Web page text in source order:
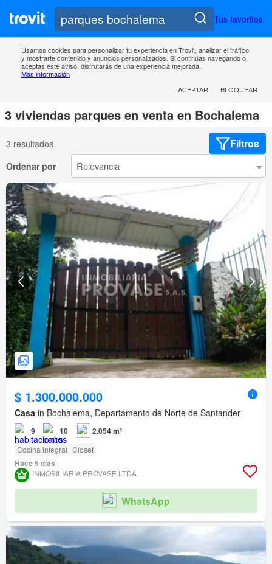
Tus favoritos
Usamos cookies para personalizar tu experiencia en Trovit, analizar el tráfico
y mostrarte contenido y anuncios personalizados. Si continúas navegando o
aceptas este aviso, disfrutarás de una experiencia mejorada.
Más información
ACEPTAR
BLOQUEAR
3 viviendas parques en venta en Bochalema
3 resultados Filtros
Ordenar por
$ 1.300.000.000
Casa in Bochalema, Departamento de Norte de Santander
9 10 2.054 m²
Cocina integral Closet
Hace 5 días
INMOBILIARIA PROVASE LTDA
WhatsApp